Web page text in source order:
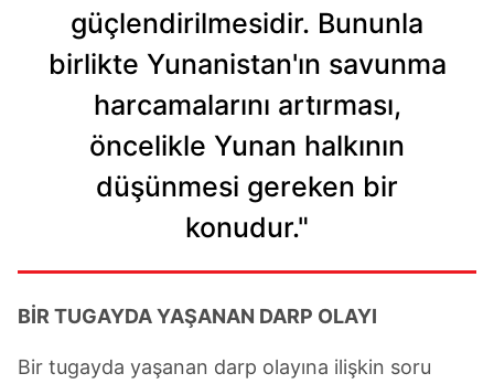
güçlendirilmesidir. Bununla
birlikte Yunanistan'ın savunma
harcamalarını artırması,
öncelikle Yunan halkının
düşünmesi gereken bir
konudur."
BİR TUGAYDA YAŞANAN DARP OLAYI
Bir tugayda yaşanan darp olayına ilişkin soru